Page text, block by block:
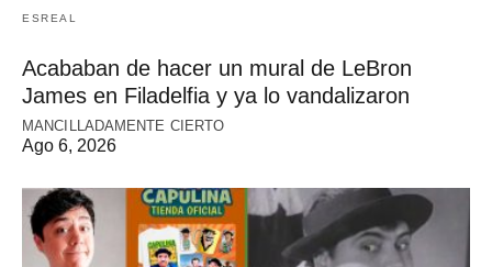
ESREAL
Acababan de hacer un mural de LeBron
James en Filadelfia y ya lo vandalizaron
MANCILLADAMENTE CIERTO
Ago 6, 2026